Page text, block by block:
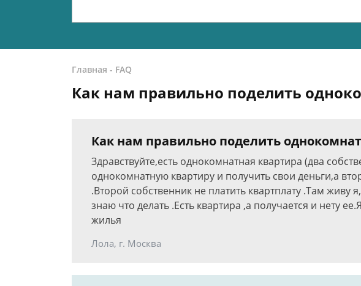
Главная - FAQ
Как нам правильно поделить
Как нам правильно поделить
Здравствуйте,есть однокомнатная квартира (два
однокомнатную квартиру и получить свои деньги,а
.Второй собственник не платить квартплату .Там живу
знаю что делать .Есть квартира ,а получается и нету
жилья
Лола, г. Москва